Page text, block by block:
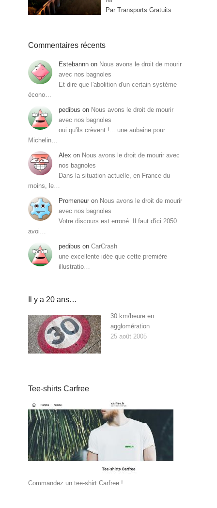
Par Transports Gratuits
Commentaires récents
Estebannn on Nous avons le droit de mourir
avec nos bagnoles
Et dire que l'abolition d'un certain système
écono…
pedibus on Nous avons le droit de mourir
avec nos bagnoles
oui qu'ils crèvent !... une aubaine pour
Michelin…
Alex on Nous avons le droit de mourir avec
nos bagnoles
Dans la situation actuelle, en France du
moins, le…
Promeneur on Nous avons le droit de mourir
avec nos bagnoles
Votre discours est erroné. Il faut d'ici 2050
avoi…
pedibus on CarCrash
une excellente idée que cette première
illustratio…
Il y a 20 ans…
30 km/heure en
agglomération
25 août 2005
Tee-shirts Carfree
Commandez un tee-shirt Carfree !